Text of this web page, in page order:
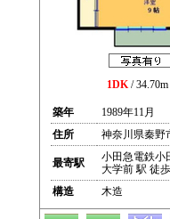
1DK/ 34.70m
築年
1989年11月
住所
神奈川県秦野
最寄駅
小田急電鉄小
大学前 駅 徒
構造
木造